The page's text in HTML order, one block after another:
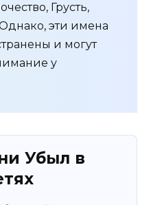
Грусть,
эти имена
и могут
у
Убыл в